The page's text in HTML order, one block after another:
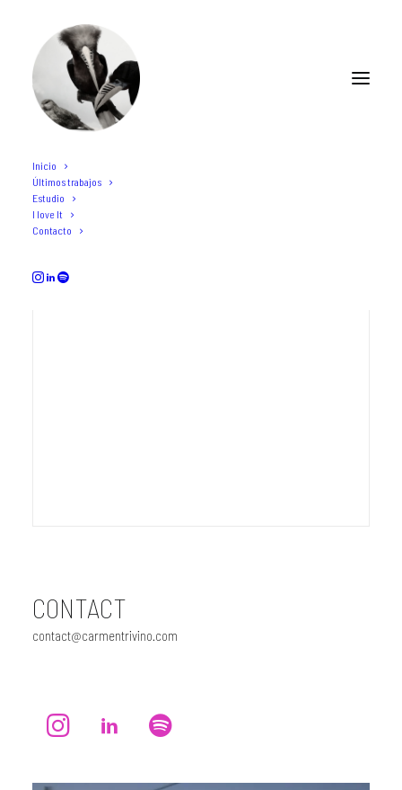
Inicio
Últimos trabajos
Estudio
I love It
Contacto
CONTACT
contact@carmentrivino.com